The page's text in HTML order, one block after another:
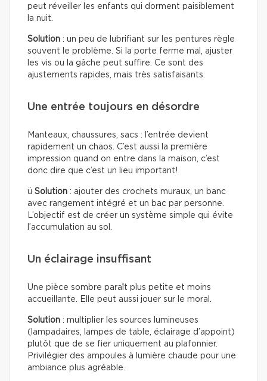
peut réveiller les enfants qui dorment paisiblement
la nuit.
Solution : un peu de lubrifiant sur les pentures règle
souvent le problème. Si la porte ferme mal, ajuster
les vis ou la gâche peut suffire. Ce sont des
ajustements rapides, mais très satisfaisants.
Une entrée toujours en désordre
Manteaux, chaussures, sacs : l’entrée devient
rapidement un chaos. C’est aussi la première
impression quand on entre dans la maison, c’est
donc dire que c’est un lieu important!
ü Solution : ajouter des crochets muraux, un banc
avec rangement intégré et un bac par personne.
L’objectif est de créer un système simple qui évite
l’accumulation au sol.
Un éclairage insuffisant
Une pièce sombre paraît plus petite et moins
accueillante. Elle peut aussi jouer sur le moral.
Solution : multiplier les sources lumineuses
(lampadaires, lampes de table, éclairage d’appoint)
plutôt que de se fier uniquement au plafonnier.
Privilégier des ampoules à lumière chaude pour une
ambiance plus agréable.